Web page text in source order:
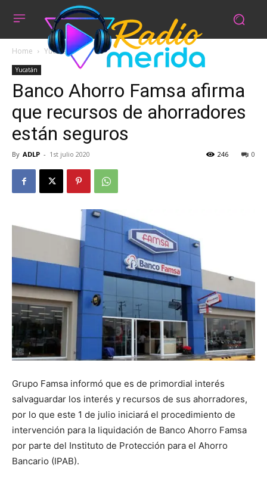
Home Yucatán
Yucatán
Banco Ahorro Famsa afirma
que recursos de ahorradores
están seguros
By ADLP - 1st julio 2020 0
246
Grupo Famsa informó que es de primordial interés
salvaguardar los interés y recursos de sus ahorradores,
por lo que este 1 de julio iniciará el procedimiento de
intervención para la liquidación de Banco Ahorro Famsa
por parte del Instituto de Protección para el Ahorro
Bancario (IPAB).